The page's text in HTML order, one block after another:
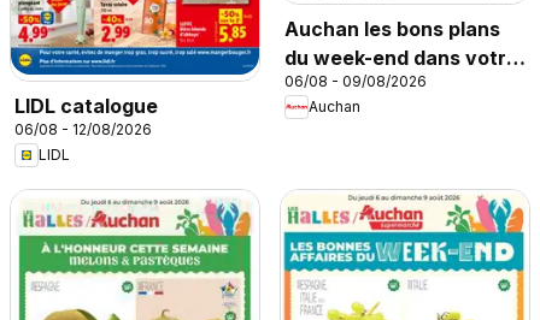
LIDL catalogue
06/08 - 12/08/2026
LIDL
Auchan les bons plans
du week-end dans votre
hyper
06/08 - 09/08/2026
Auchan